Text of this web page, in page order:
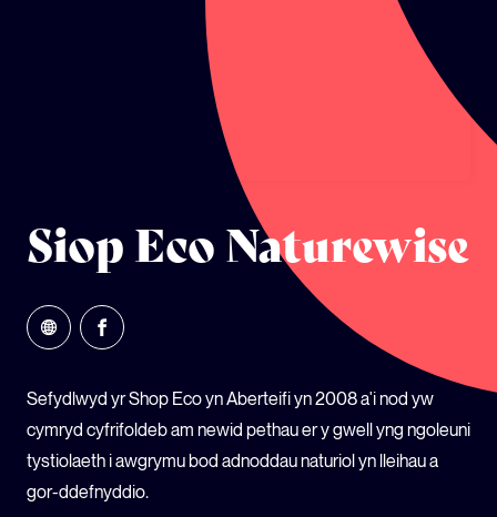
Siop Eco Naturewise
Sefydlwyd yr Shop Eco yn Aberteifi yn 2008 a'i nod yw
cymryd cyfrifoldeb am newid pethau er y gwell yng ngoleuni
tystiolaeth i awgrymu bod adnoddau naturiol yn lleihau a
gor-ddefnyddio.
LLYSGENHADON HINSAWDD IEUENCTID